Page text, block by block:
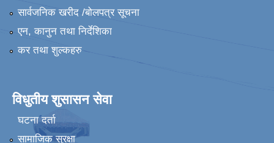
सार्वजनिक खरीद /बोलपत्र सूचना
एन, कानुन तथा निर्देशिका
कर तथा शुल्कहरु
विधुतीय शुसासन सेवा
घटना दर्ता
सामाजिक सुरक्षा